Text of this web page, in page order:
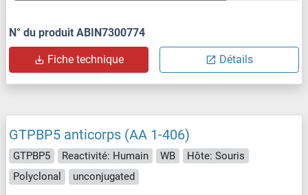
N° du produit ABIN7300774
Fiche technique Détails
GTPBP5 anticorps (AA 1-406)
GTPBP5 Reactivité: Humain WB
Hôte: Souris
Polyclonal
unconjugated